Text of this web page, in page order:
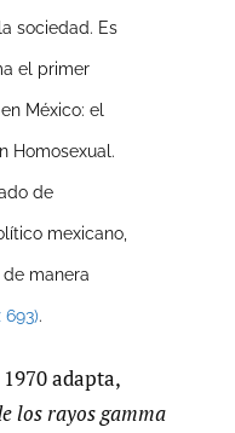
sociedad. Es
el primer
México: el
Homosexual.
de
mexicano,
manera
693).
adapta,
los rayos gamma